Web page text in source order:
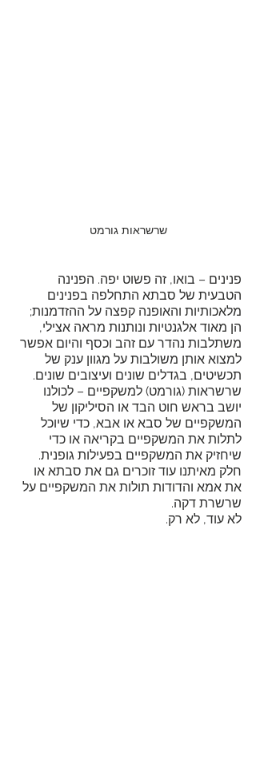
שרשראות גורמט
פנינים – בואו, זה פשוט יפה. הפנינה
הטבעית של סבתא התחלפה בפנינים
מלאכותיות והאופנה קפצה על ההזדמנות;
הן מאוד אלגנטיות ונותנות מראה אצילי,
משתלבות נהדר עם זהב וכסף והיום אפשר
למצוא אותן משולבות על מגוון ענק של
תכשיטים, בגדלים שונים ועיצובים שונים.
שרשראות (גורמט) למשקפיים – לכולנו
יושב בראש חוט הבד או הסיליקון של
המשקפיים של סבא או אבא, כדי שיוכל
לתלות את המשקפיים בקריאה או כדי
שיחזיק את המשקפיים בפעילות גופנית.
חלק מאיתנו עוד זוכרים גם את סבתא או
את אמא והדודות תולות את המשקפיים על
שרשרת דקה.
לא עוד, לא רק.